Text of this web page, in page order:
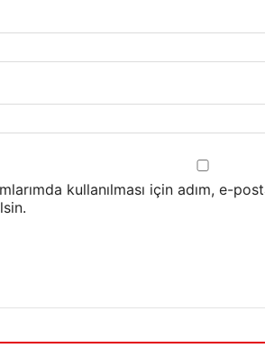
kullanılması için adım, e-